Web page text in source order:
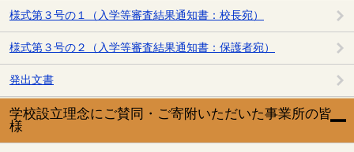
様式第３号の１（入学等審査結果通知書：校長宛）
様式第３号の２（入学等審査結果通知書：保護者宛）
発出文書
学校設立理念にご賛同・ご寄附いただいた事業所の皆
様